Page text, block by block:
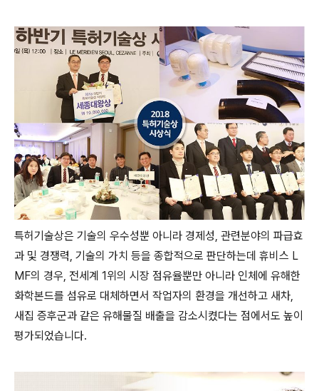
특허기술상은 기술의 우수성뿐 아니라 경제성, 관련분야의 파급효
과 및 경쟁력, 기술의 가치 등을 종합적으로 판단하는데 휴비스 L
MF의 경우, 전세계 1위의 시장 점유율뿐만 아니라 인체에 유해한
화학본드를 섬유로 대체하면서 작업자의 환경을 개선하고 새차,
새집 증후군과 같은 유해물질 배출을 감소시켰다는 점에서도 높이
평가되었습니다.